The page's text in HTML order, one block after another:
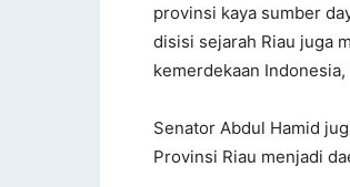
provinsi kaya sumber
disisi sejarah Riau juga
kemerdekaan
Senator Abdul Hamid
Provinsi Riau menjadi